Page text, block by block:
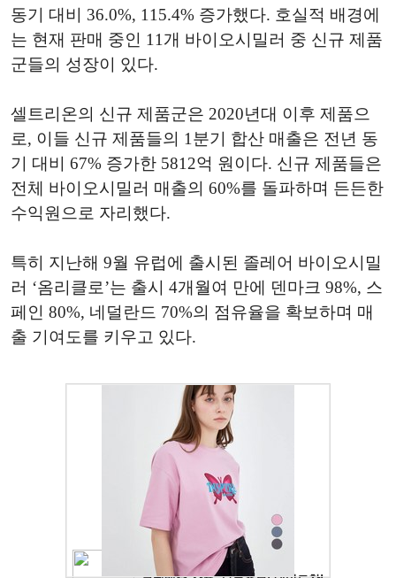
동기 대비 36.0%, 115.4% 증가했다. 호실적 배경에
는 현재 판매 중인 11개 바이오시밀러 중 신규 제품
군들의 성장이 있다.
셀트리온의 신규 제품군은 2020년대 이후 제품으
로, 이들 신규 제품들의 1분기 합산 매출은 전년 동
기 대비 67% 증가한 5812억 원이다. 신규 제품들은
전체 바이오시밀러 매출의 60%를 돌파하며 든든한
수익원으로 자리했다.
특히 지난해 9월 유럽에 출시된 졸레어 바이오시밀
러 ‘옴리클로’는 출시 4개월여 만에 덴마크 98%, 스
페인 80%, 네덜란드 70%의 점유율을 확보하며 매
출 기여도를 키우고 있다.